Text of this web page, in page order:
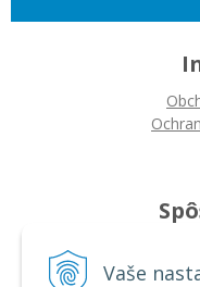
VašePlatba